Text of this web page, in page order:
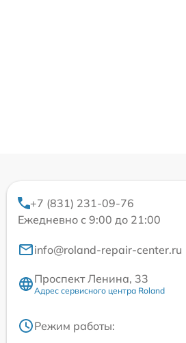
+7 (831) 231-09-76
Ежедневно с 9:00 до 21:00
info@roland-repair-center.ru
Проспект Ленина, 33
Адрес сервисного центра Roland
Режим работы: